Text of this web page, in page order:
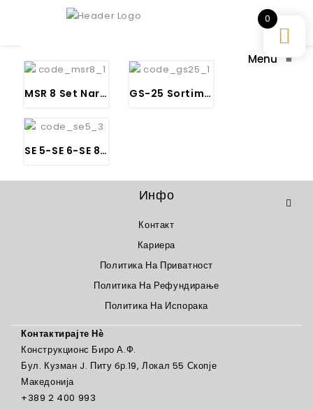
Menu ≡
MSR 8 Set Nareznizi M 3 do M 12 GS-25 Sortiment Nareznizi, Ureznizi i Drzaci
SE 5-SE 6-SE 8 Set ОДВРТУВАЧИ
Инфо
Контакт
Кариера
Политика На Приватност
Политика На Рефундирање
Политика На Испорака
Контактирајте Нѐ
Конструкционс Биро А.Ф.
Бул. Кузман J. Питу бр.19, Локал 55 Скопје
Македонија
+389 2 400 993
0